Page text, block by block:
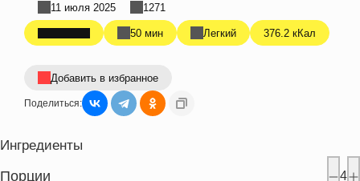
50 мин Легкий 376.2 кКал
11 июля 2025 1271
Добавить в избранное
Поделиться:
Ингредиенты
Порции 4